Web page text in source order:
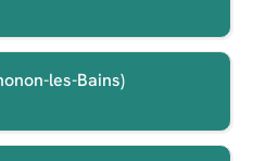
les-Bains)